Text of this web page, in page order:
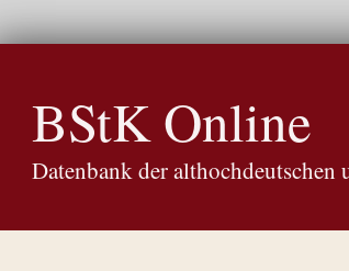
BStK Online
Datenbank der althochdeutschen